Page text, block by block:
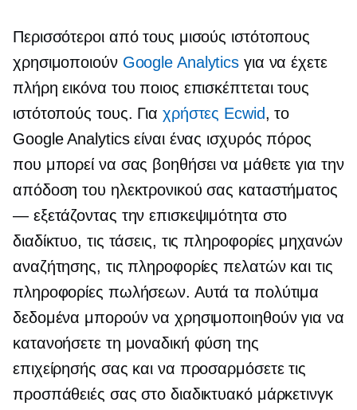
Περισσότεροι από τους μισούς ιστότοπους
χρησιμοποιούν Google Analytics για να έχετε
πλήρη εικόνα του ποιος επισκέπτεται τους
ιστότοπούς τους. Για χρήστες Ecwid, το
Google Analytics είναι ένας ισχυρός πόρος
που μπορεί να σας βοηθήσει να μάθετε για την
απόδοση του ηλεκτρονικού σας καταστήματος
— εξετάζοντας την επισκεψιμότητα στο
διαδίκτυο, τις τάσεις, τις πληροφορίες μηχανών
αναζήτησης, τις πληροφορίες πελατών και τις
πληροφορίες πωλήσεων. Αυτά τα πολύτιμα
δεδομένα μπορούν να χρησιμοποιηθούν για να
κατανοήσετε τη μοναδική φύση της
επιχείρησής σας και να προσαρμόσετε τις
προσπάθειές σας στο διαδικτυακό μάρκετινγκ